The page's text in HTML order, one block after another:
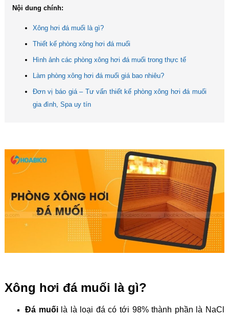
Nội dung chính:
Xông hơi đá muối là gì?
Thiết kế phòng xông hơi đá muối
Hình ảnh các phòng xông hơi đá muối trong thực tế
Làm phòng xông hơi đá muối giá bao nhiêu?
Đơn vị báo giá – Tư vấn thiết kế phòng xông hơi đá muối
gia đình, Spa uy tín
Xông hơi đá muối là gì?
Đá muốilà là loại đá có tới 98% thành phần là NaCl